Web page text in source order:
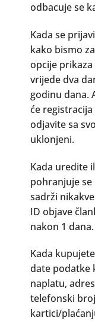
odbacuje se
Kada se
kako bismo
opcije prikaza
vrijede dva
godinu dana.
će
odjavite sa
uklonjeni.
Kada uredite
pohranjuje se
sadrži
ID objave
nakon 1 dana.
Kada
date podatke
naplatu,
telefonski
kartici/